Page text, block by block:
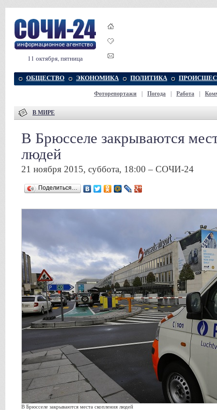
11 октября, пятница
ОБЩЕСТВО ЭКОНОМИКА ПОЛИТИКА
Фоторепортажи Погода Работа
В МИРЕ
В Брюсселе закрываются
людей
21 ноября 2015, суббота, 18:00 – СОЧИ-24
Поделиться…
В Брюсселе закрываются места скопления людей